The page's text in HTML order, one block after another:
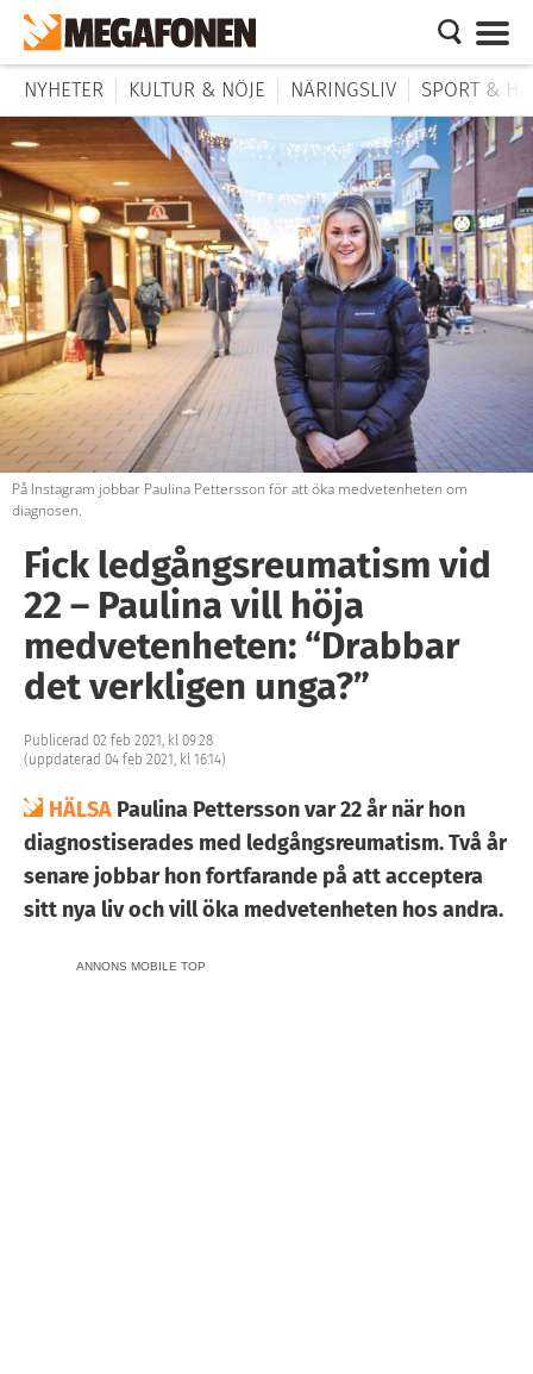
NYHETER KULTUR & NÖJE NÄRINGSLIV SPORT &
På Instagram jobbar Paulina Pettersson för att öka medvetenheten om
diagnosen.
Fick ledgångsreumatism vid
22 – Paulina vill höja
medvetenheten: “Drabbar
det verkligen unga?”
Publicerad 02 feb 2021, kl 09:28
(uppdaterad 04 feb 2021, kl 16:14)
HÄLSA Paulina Pettersson var 22 år när hon
diagnostiserades med ledgångsreumatism. Två år
senare jobbar hon fortfarande på att acceptera
sitt nya liv och vill öka medvetenheten hos andra.
ANNONS MOBILE TOP